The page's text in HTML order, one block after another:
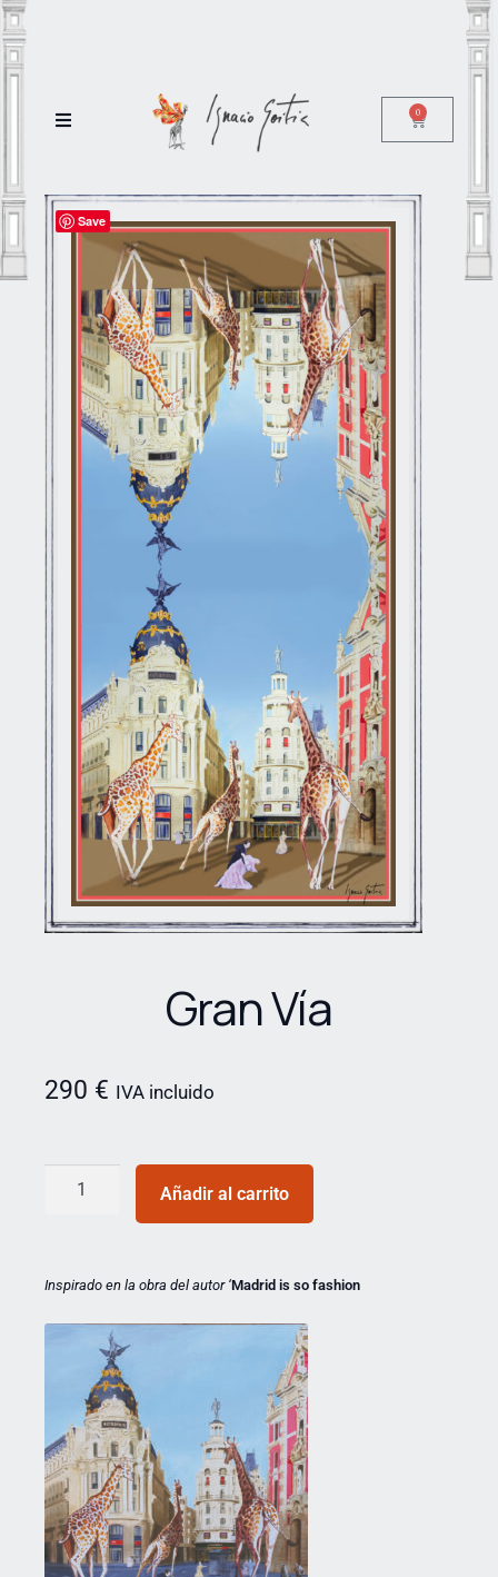
0
Save
Gran Vía
290 € IVA incluido
Añadir al carrito
Inspirado en la obra del autor ‘Madrid is so fashion